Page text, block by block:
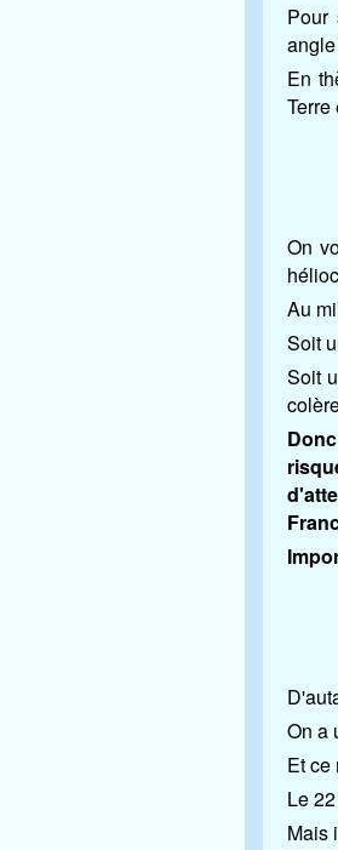
Pour
En
Terre
On
Au
Soit
Soit
On a
Et ce
Le
Mais